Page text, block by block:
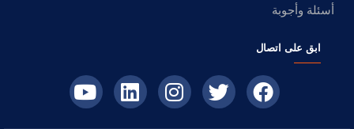
أسئلة وأجوبة
ابق على اتصال